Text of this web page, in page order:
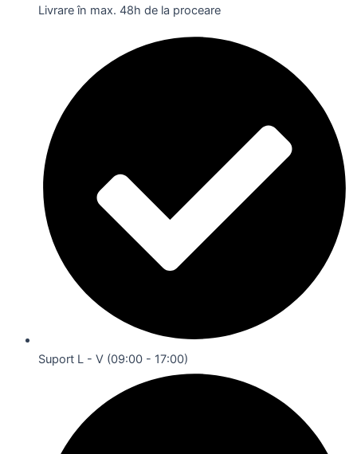
Livrare în max. 48h de la proceare
Suport L - V (09:00 - 17:00)